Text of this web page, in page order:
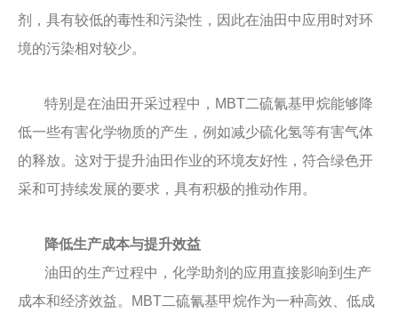
剂，具有较低的毒性和污染性，因此在油田中应用时对环
境的污染相对较少。
特别是在油田开采过程中，MBT二硫氰基甲烷能够降
低一些有害化学物质的产生，例如减少硫化氢等有害气体
的释放。这对于提升油田作业的环境友好性，符合绿色开
采和可持续发展的要求，具有积极的推动作用。
降低生产成本与提升效益
油田的生产过程中，化学助剂的应用直接影响到生产
成本和经济效益。MBT二硫氰基甲烷作为一种高效、低成